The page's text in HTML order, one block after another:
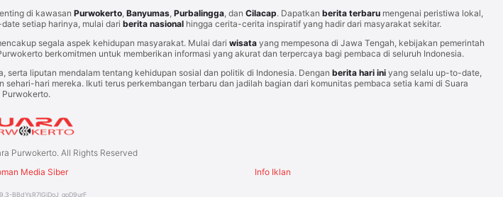
di kawasan Purwokerto Banyumas Purbalingga , dan Cilacap. Dapatkan berita terbaru mengenai peristiwa lokal,
setiap harinya, mulai dari berita nasional hingga cerita-cerita inspiratif yang hadir dari masyarakat sekitar.
segala aspek kehidupan masyarakat. Mulai dari wisatayang mempesona di Jawa Tengah, kebijakan pemerintah
berkomitmen untuk memberikan informasi yang akurat dan terpercaya bagi pembaca di seluruh Indonesia.
liputan mendalam tentang kehidupan sosial dan politik di Indonesia. Dengan berita hari iniyang selalu up-to-date,
hari mereka. Ikuti terus perkembangan terbaru dan jadilah bagian dari komunitas pembaca setia kami di Suara
Purwokerto.
Purwokerto. All Rights Reserved
Media Siber Info Iklan
-BBdYsR7lGiDoJ_qoD9urF